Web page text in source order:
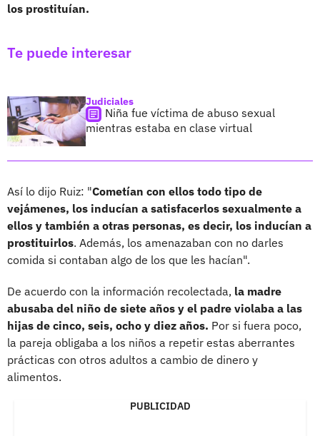
los prostituían.
Te puede interesar
Judiciales
Niña fue víctima de abuso sexual
mientras estaba en clase virtual
Así lo dijo Ruiz: "Cometían con ellos todo tipo de
vejámenes, los inducían a satisfacerlos sexualmente a
ellos y también a otras personas, es decir, los inducían a
prostituirlos. Además, los amenazaban con no darles
comida si contaban algo de los que les hacían".
De acuerdo con la información recolectada, la madre
abusaba del niño de siete años y el padre violaba a las
hijas de cinco, seis, ocho y diez años. Por si fuera poco,
la pareja obligaba a los niños a repetir estas aberrantes
prácticas con otros adultos a cambio de dinero y
alimentos.
PUBLICIDAD